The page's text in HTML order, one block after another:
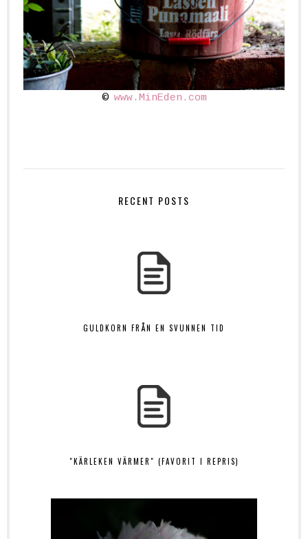
© www.MinEden.com
RECENT POSTS
GULDKORN FRÅN EN SVUNNEN TID
"KÄRLEKEN VÄRMER" (FAVORIT I REPRIS)